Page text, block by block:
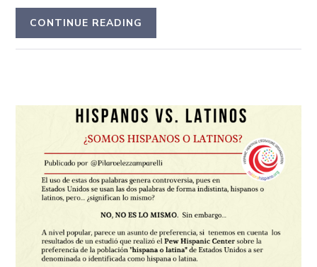
CONTINUE READING